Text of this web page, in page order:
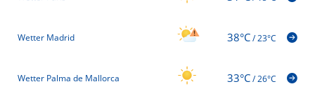
Wetter Madrid 38°C/23°C
Wetter Palma de Mallorca 33°C/26°C